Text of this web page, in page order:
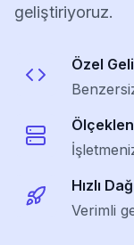
geliştiriyoruz.
Özel
Hızlı
Verimli